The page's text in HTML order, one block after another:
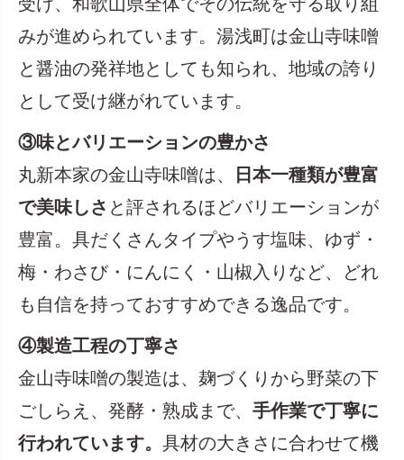
みが進められています。湯浅町は金山寺味噌
と醤油の発祥地としても知られ、地域の誇り
として受け継がれています。
③味とバリエーションの豊かさ
丸新本家の金山寺味噌は、
日本一種類が豊富
で美味しさ と評されるほどバリエーションが
豊富。具だくさんタイプやうす塩味、ゆず・
梅・わさび・にんにく・山椒入りなど、どれ
も自信を持っておすすめできる逸品です。
④製造工程の丁寧さ
金山寺味噌の製造は、麹づくりから野菜の下
ごしらえ、発酵・熟成まで、 手作業で丁寧に
行われています。 具材の大きさに合わせて機